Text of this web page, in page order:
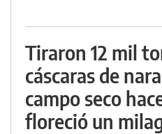
Tiraron 12 mil
cáscaras de
campo seco
floreció un